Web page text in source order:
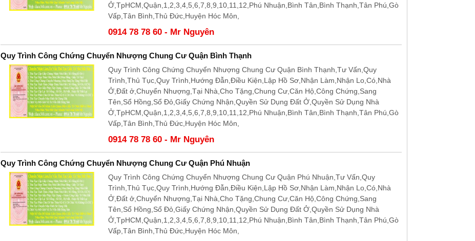
Ở,TpHCM,Quận,1,2,3,4,5,6,7,8,9,10,11,12,Phú Nhuận,Bình Tân,Bình Thạnh,Tân Phú,Gò
Vấp,Tân Bình,Thủ Đức,Huyện Hóc Môn,
0914 78 78 60 - Mr Nguyên
Quy Trình Công Chứng Chuyển Nhượng Chung Cư Quận Bình Thạnh
Quy Trình Công Chứng Chuyển Nhượng Chung Cư Quận Bình Thạnh,Tư Vấn,Quy
Trình,Thủ Tục,Quy Trình,Hướng Đẫn,Điều Kiện,Lập Hồ Sơ,Nhận Làm,Nhận Lo,Có,Nhà
Ở,Đất ở,Chuyển Nhượng,Tại Nhà,Cho Tặng,Chung Cư,Căn Hộ,Công Chứng,Sang
Tên,Sổ Hồng,Sổ Đỏ,Giấy Chứng Nhận,Quyền Sử Dụng Đất Ở,Quyền Sử Dụng Nhà
Ở,TpHCM,Quận,1,2,3,4,5,6,7,8,9,10,11,12,Phú Nhuận,Bình Tân,Bình Thạnh,Tân Phú,Gò
Vấp,Tân Bình,Thủ Đức,Huyện Hóc Môn,
0914 78 78 60 - Mr Nguyên
Quy Trình Công Chứng Chuyển Nhượng Chung Cư Quận Phú Nhuận
Quy Trình Công Chứng Chuyển Nhượng Chung Cư Quận Phú Nhuận,Tư Vấn,Quy
Trình,Thủ Tục,Quy Trình,Hướng Đẫn,Điều Kiện,Lập Hồ Sơ,Nhận Làm,Nhận Lo,Có,Nhà
Ở,Đất ở,Chuyển Nhượng,Tại Nhà,Cho Tặng,Chung Cư,Căn Hộ,Công Chứng,Sang
Tên,Sổ Hồng,Sổ Đỏ,Giấy Chứng Nhận,Quyền Sử Dụng Đất Ở,Quyền Sử Dụng Nhà
Ở,TpHCM,Quận,1,2,3,4,5,6,7,8,9,10,11,12,Phú Nhuận,Bình Tân,Bình Thạnh,Tân Phú,Gò
Vấp,Tân Bình,Thủ Đức,Huyện Hóc Môn,